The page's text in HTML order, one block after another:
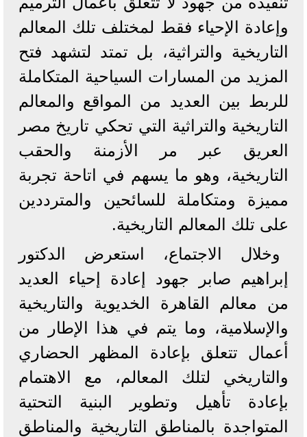
وإعادة الإحياء فقط لمختلف تلك المعالم
التاريخية والتراثية، بل تمتد لتشهد فتح
المزيد من المسارات السياحية المتكاملة
للربط بين العديد من المواقع والمعالم
التاريخية والتراثية التي تحكي تاريخ مصر
العريق عبر مر الأزمنة والحقب
التاريخية، وهو ما يسهم في اتاحة تجربة
مميزة ومتكاملة للسائحين والمترددين
على تلك المعالم التاريخية.
وخلال الاجتماع، استعرض الدكتور
إبراهيم صابر جهود إعادة إحياء العديد
من معالم القاهرة الخديوية والتاريخية
والإسلامية، وما يتم في هذا الإطار من
أعمال تتعلق بإعادة المظهر الحضاري
والتاريخي لتلك المعالم، مع الاهتمام
بإعادة تأهيل وتطوير البنية التحتية
المتواجدة بالمناطق التاريخية والمناطق